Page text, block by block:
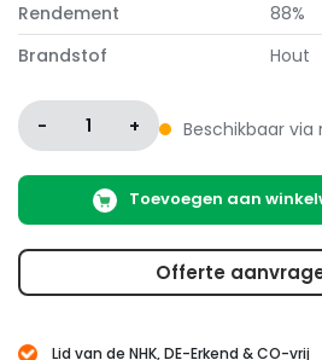
Rendement
88%
Brandstof
Hout
- 1 + Beschikbaar via
Toevoegen aan
Offerte
Lid van de NHK, DE-Erkend & CO-vrij